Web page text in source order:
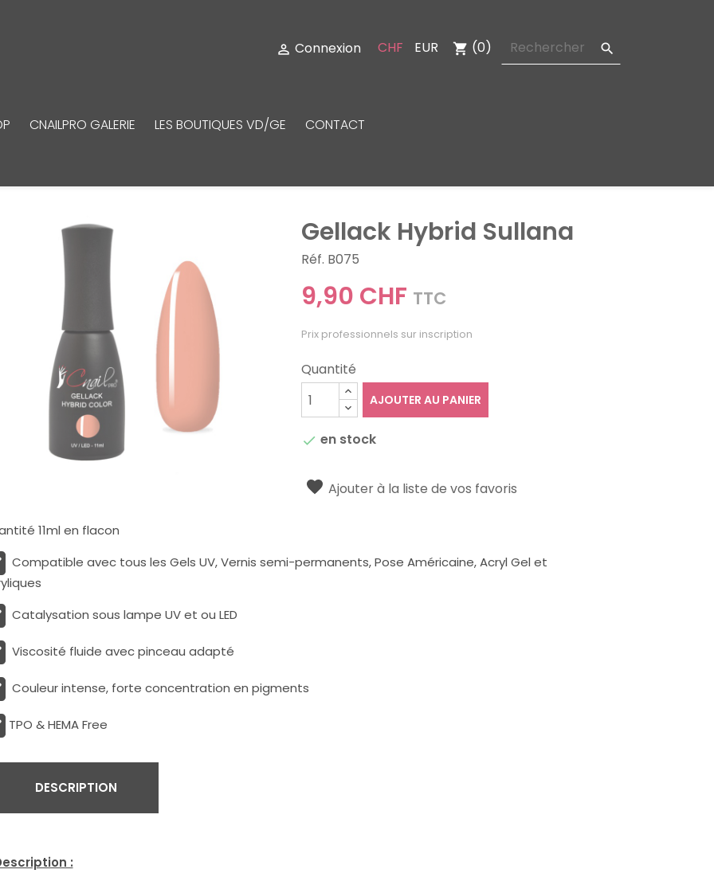
 Connexion CHF EUR shopping_cart (0) 
CNAILPRO GALERIE LES BOUTIQUES VD/GE CONTACT
Gellack Hybrid Sullana
Réf. B075
9,90 CHF TTC
Prix professionnels sur inscription
Quantité
AJOUTER AU PANIER
 en stock
Ajouter à la liste de vos favoris
11ml en flacon
Compatible avec tous les Gels UV, Vernis semi-permanents, Pose Américaine, Acryl Gel et
Catalysation sous lampe UV et ou LED
Viscosité fluide avec pinceau adapté
Couleur intense, forte concentration en pigments
TPO & HEMA Free
DESCRIPTION
: